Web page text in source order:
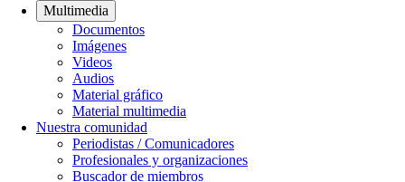
Multimedia
Documentos
Imágenes
Videos
Audios
Material gráfico
Material multimedia
Nuestra comunidad
Periodistas / Comunicadores
Profesionales y organizaciones
Buscador de miembros